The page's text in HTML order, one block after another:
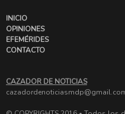
INICIO
OPINIONES
EFEMÉRIDES
CONTACTO
CAZADOR DE NOTICIAS